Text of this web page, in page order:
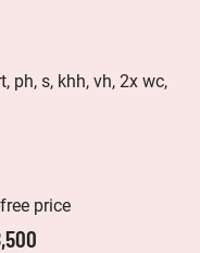
ph, s, khh, vh, 2x wc,
price